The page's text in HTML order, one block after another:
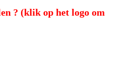
? (klik op het logo om